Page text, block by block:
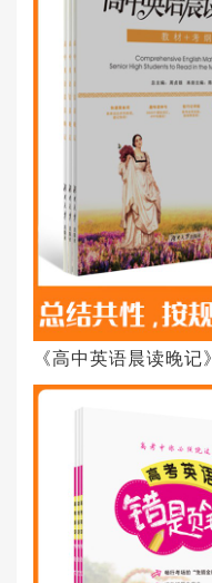
《高中英语晨读晚记》